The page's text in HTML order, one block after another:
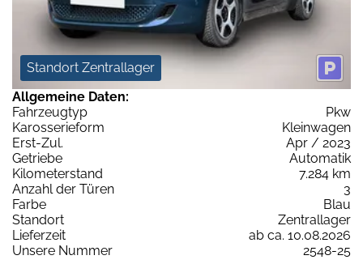
Standort Zentrallager
Allgemeine Daten:
Fahrzeugtyp
Pkw
Karosserieform
Kleinwagen
Erst-Zul.
Apr / 2023
Getriebe
Automatik
Kilometerstand
7.284 km
Anzahl der Türen
3
Farbe
Blau
Standort
Zentrallager
Lieferzeit
ab ca. 10.08.2026
Unsere Nummer
2548-25